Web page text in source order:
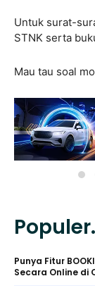
Untuk surat-
STNK serta
Mau tau soal
Populer.
Punya Fitur
Secara Online di